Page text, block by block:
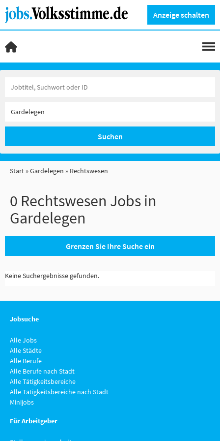
Anzeige schalten
Suchen
Start Gardelegen Rechtswesen
0 Rechtswesen Jobs in
Gardelegen
Grenzen Sie Ihre Suche ein
Keine Suchergebnisse gefunden.
Jobsuche
Alle Jobs
Alle Städte
Alle Berufe
Alle Berufe nach Stadt
Alle Tätigkeitsbereiche
Alle Tätigkeitsbereiche nach Stadt
Minijobs
Für Arbeitgeber